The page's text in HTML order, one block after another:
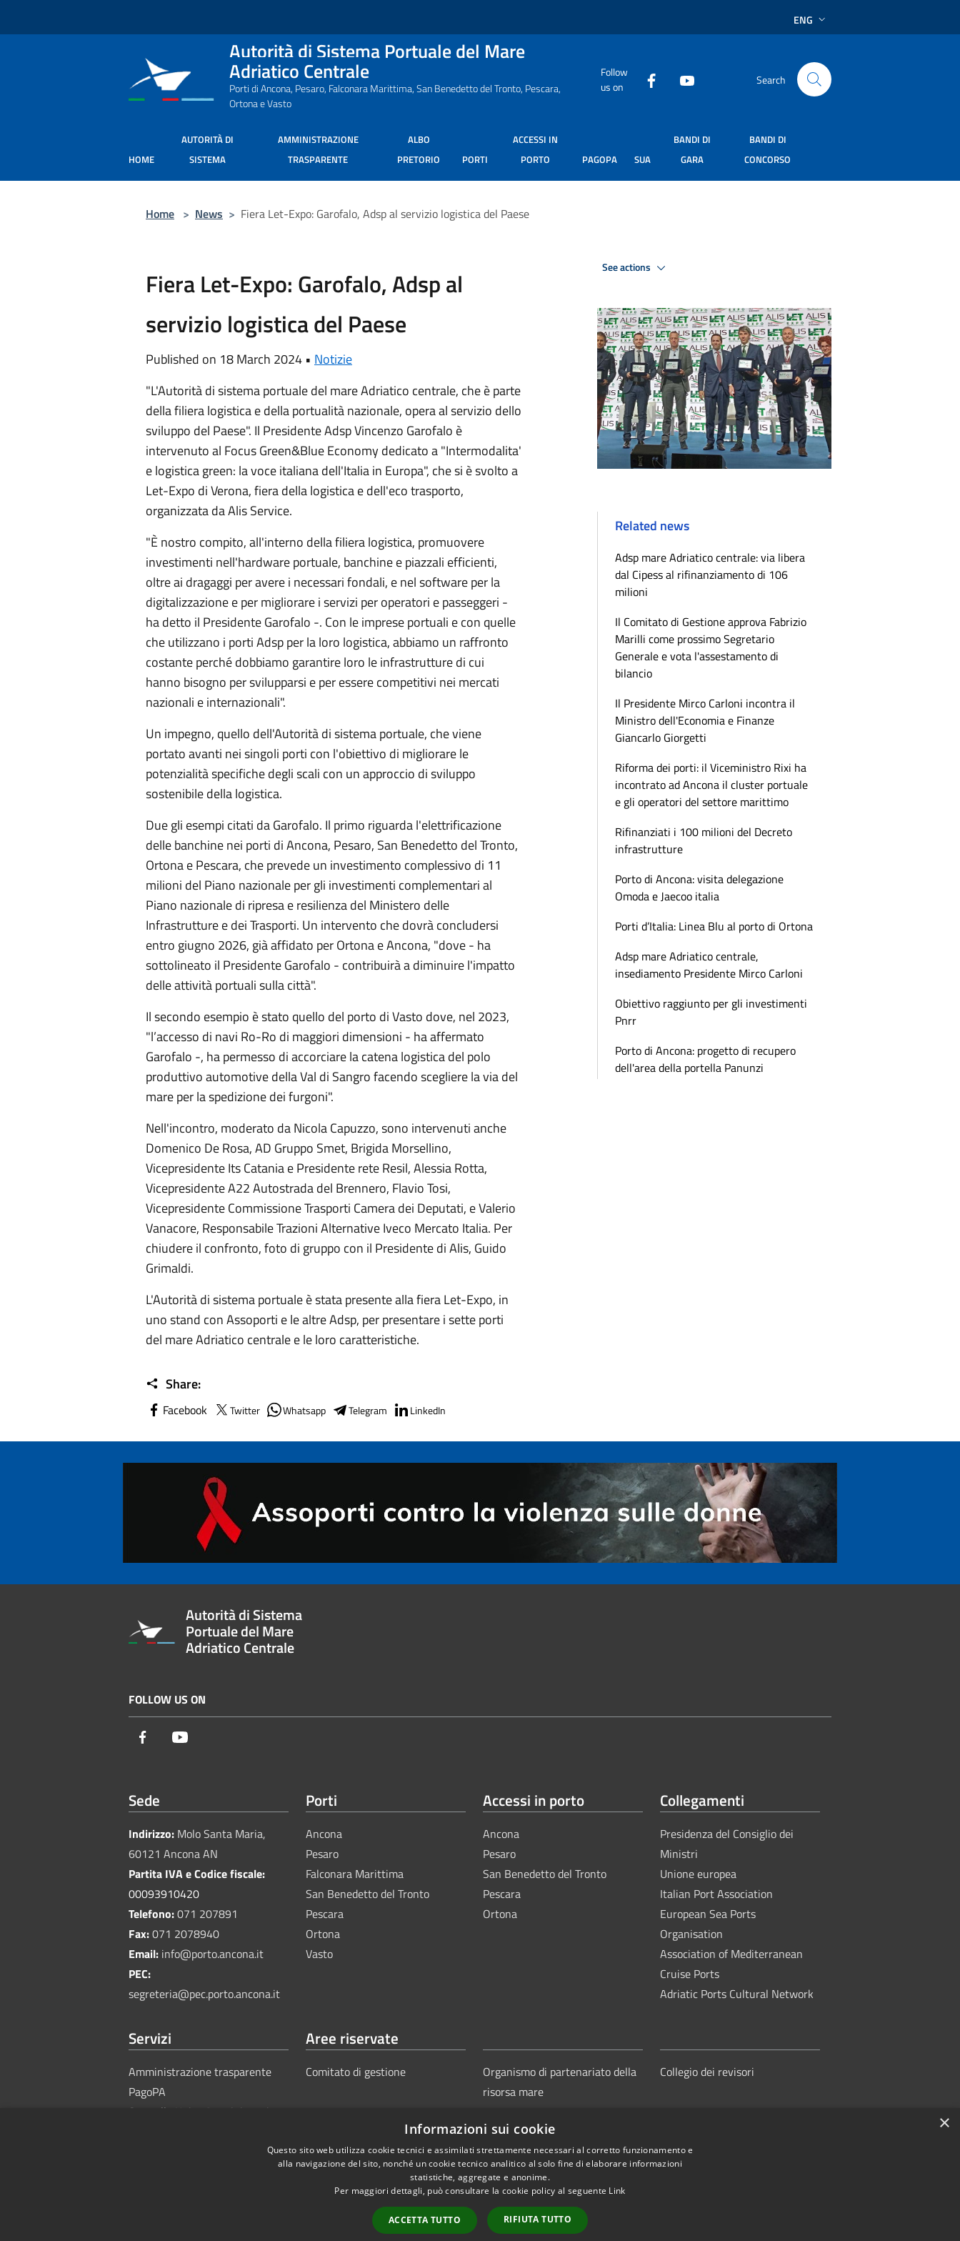
ENG
Autorità di Sistema Portuale del Mare
Adriatico Centrale
Porti di Ancona, Pesaro, Falconara Marittima, San Benedetto del Tronto, Pescara,
Ortona e Vasto
Follow
us on
Search
HOME
AUTORITÀ DI
SISTEMA
AMMINISTRAZIONE
TRASPARENTE
ALBO
PRETORIO
PORTI
ACCESSI IN
PORTO
PAGOPA SUA
BANDI DI
GARA
BANDI DI
CONCORSO
Home > News > Fiera Let-Expo: Garofalo, Adsp al servizio logistica del Paese
Fiera Let-Expo: Garofalo, Adsp al
servizio logistica del Paese
Published on 18 March 2024 • Notizie
"L'Autorità di sistema portuale del mare Adriatico centrale, che è parte
della filiera logistica e della portualità nazionale, opera al servizio dello
sviluppo del Paese". Il Presidente Adsp Vincenzo Garofalo è
intervenuto al Focus Green&Blue Economy dedicato a "Intermodalita'
e logistica green: la voce italiana dell'Italia in Europa", che si è svolto a
Let-Expo di Verona, fiera della logistica e dell'eco trasporto,
organizzata da Alis Service.
"È nostro compito, all'interno della filiera logistica, promuovere
investimenti nell'hardware portuale, banchine e piazzali efficienti,
oltre ai dragaggi per avere i necessari fondali, e nel software per la
digitalizzazione e per migliorare i servizi per operatori e passeggeri -
ha detto il Presidente Garofalo -. Con le imprese portuali e con quelle
che utilizzano i porti Adsp per la loro logistica, abbiamo un raffronto
costante perché dobbiamo garantire loro le infrastrutture di cui
hanno bisogno per svilupparsi e per essere competitivi nei mercati
nazionali e internazionali".
Un impegno, quello dell'Autorità di sistema portuale, che viene
portato avanti nei singoli porti con l'obiettivo di migliorare le
potenzialità specifiche degli scali con un approccio di sviluppo
sostenibile della logistica.
Due gli esempi citati da Garofalo. Il primo riguarda l'elettrificazione
delle banchine nei porti di Ancona, Pesaro, San Benedetto del Tronto,
Ortona e Pescara, che prevede un investimento complessivo di 11
milioni del Piano nazionale per gli investimenti complementari al
Piano nazionale di ripresa e resilienza del Ministero delle
Infrastrutture e dei Trasporti. Un intervento che dovrà concludersi
entro giugno 2026, già affidato per Ortona e Ancona, "dove - ha
sottolineato il Presidente Garofalo - contribuirà a diminuire l'impatto
delle attività portuali sulla città".
Il secondo esempio è stato quello del porto di Vasto dove, nel 2023,
"l’accesso di navi Ro-Ro di maggiori dimensioni - ha affermato
Garofalo -, ha permesso di accorciare la catena logistica del polo
produttivo automotive della Val di Sangro facendo scegliere la via del
mare per la spedizione dei furgoni".
Nell'incontro, moderato da Nicola Capuzzo, sono intervenuti anche
Domenico De Rosa, AD Gruppo Smet, Brigida Morsellino,
Vicepresidente Its Catania e Presidente rete Resil, Alessia Rotta,
Vicepresidente A22 Autostrada del Brennero, Flavio Tosi,
Vicepresidente Commissione Trasporti Camera dei Deputati, e Valerio
Vanacore, Responsabile Trazioni Alternative Iveco Mercato Italia. Per
chiudere il confronto, foto di gruppo con il Presidente di Alis, Guido
Grimaldi.
L'Autorità di sistema portuale è stata presente alla fiera Let-Expo, in
uno stand con Assoporti e le altre Adsp, per presentare i sette porti
del mare Adriatico centrale e le loro caratteristiche.
Share:
Facebook Twitter Whatsapp Telegram LinkedIn
See actions
Related news
Adsp mare Adriatico centrale: via libera
dal Cipess al rifinanziamento di 106
milioni
Il Comitato di Gestione approva Fabrizio
Marilli come prossimo Segretario
Generale e vota l'assestamento di
bilancio
Il Presidente Mirco Carloni incontra il
Ministro dell'Economia e Finanze
Giancarlo Giorgetti
Riforma dei porti: il Viceministro Rixi ha
incontrato ad Ancona il cluster portuale
e gli operatori del settore marittimo
Rifinanziati i 100 milioni del Decreto
infrastrutture
Porto di Ancona: visita delegazione
Omoda e Jaecoo italia
Porti d’Italia: Linea Blu al porto di Ortona
Adsp mare Adriatico centrale,
insediamento Presidente Mirco Carloni
Obiettivo raggiunto per gli investimenti
Pnrr
Porto di Ancona: progetto di recupero
dell'area della portella Panunzi
Autorità di Sistema
Portuale del Mare
Adriatico Centrale
FOLLOW US ON
Facebook
Sede
Indirizzo: Molo Santa Maria,
60121 Ancona AN
Partita IVA e Codice fiscale:
00093910420
Telefono:071 207891
Fax:071 2078940
Email: info@porto.ancona.it
PEC:
segreteria@pec.porto.ancona.it
Porti
Ancona
Pesaro
Falconara Marittima
San Benedetto del Tronto
Pescara
Ortona
Vasto
Accessi in porto
Ancona
Pesaro
San Benedetto del Tronto
Pescara
Ortona
Collegamenti
Presidenza del Consiglio dei
Ministri
Unione europea
Italian Port Association
European Sea Ports
Organisation
Association of Mediterranean
Cruise Ports
Adriatic Ports Cultural Network
Servizi
Amministrazione trasparente
PagoPA
Sportello Unico Amministrativo
Aree riservate
Comitato di gestione
Organismo di partenariato della
risorsa mare
Collegio dei revisori
Sitemap Copyright © 2025Autorità di Sistema Portuale del Mare
×
Informazioni sui cookie
Questo sito web utilizza cookie tecnici e assimilati strettamente necessari al corretto funzionamento e
alla navigazione del sito, nonché un cookie tecnico analitico al solo fine di elaborare informazioni
statistiche, aggregate e anonime.
Per maggiori dettagli, può consultare la cookie policy al seguente Link
ACCETTA TUTTO RIFIUTA TUTTO